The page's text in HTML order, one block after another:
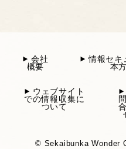
会社
概要
情報セキ
本
ウェブサイト
での情報収集に
ついて
© Sekaibunka Wonder